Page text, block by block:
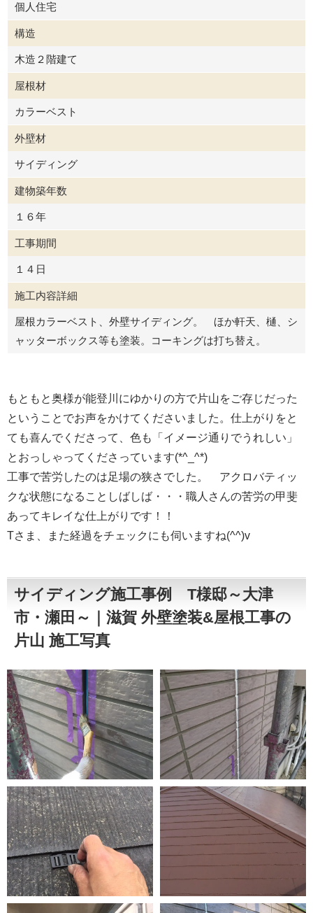
個人住宅
構造
木造２階建て
屋根材
カラーベスト
外壁材
サイディング
建物築年数
１６年
工事期間
１４日
施工内容詳細
屋根カラーベスト、外壁サイディング。 ほか軒天、樋、シ
ャッターボックス等も塗装。コーキングは打ち替え。
もともと奥様が能登川にゆかりの方で片山をご存じだった
ということでお声をかけてくださいました。仕上がりをと
ても喜んでくださって、色も「イメージ通りでうれしい」
とおっしゃってくださっています(*^_^*)
工事で苦労したのは足場の狭さでした。 アクロバティッ
クな状態になることしばしば・・・職人さんの苦労の甲斐
あってキレイな仕上がりです！！
Tさま、また経過をチェックにも伺いますね(^^)v
サイディング施工事例 T様邸～大津
市・瀬田～｜滋賀 外壁塗装&屋根工事の
片山 施工写真